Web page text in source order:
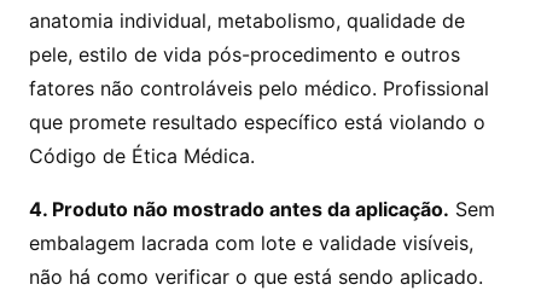
anatomia individual, metabolismo, qualidade de
pele, estilo de vida pós-procedimento e outros
fatores não controláveis pelo médico. Profissional
que promete resultado específico está violando o
Código de Ética Médica.
4. Produto não mostrado antes da aplicação. Sem
embalagem lacrada com lote e validade visíveis,
não há como verificar o que está sendo aplicado.